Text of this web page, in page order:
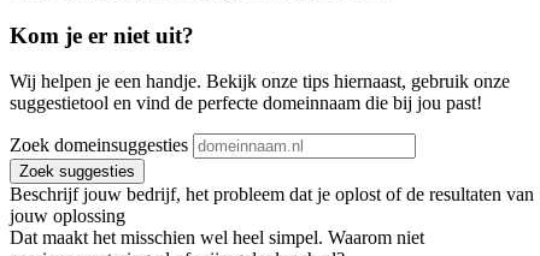
Kom je er niet uit?
Wij helpen je een handje. Bekijk onze tips hiernaast, gebruik onze
suggestietool en vind de perfecte domeinnaam die bij jou past!
Zoek domeinsuggesties
Zoek suggesties
Beschrijf jouw bedrijf, het probleem dat je oplost of de resultaten van
jouw oplossing
Dat maakt het misschien wel heel simpel. Waarom niet